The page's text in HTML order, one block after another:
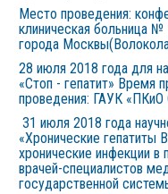
Место проведения:
клиническая больница
города
28 июля 2018 года для
«Стоп - гепатит» Время
проведения: ГАУК «ПКиО
31 июля 2018 года
«Хронические гепатиты
хронические инфекции в
врачей-специалистов
государственной